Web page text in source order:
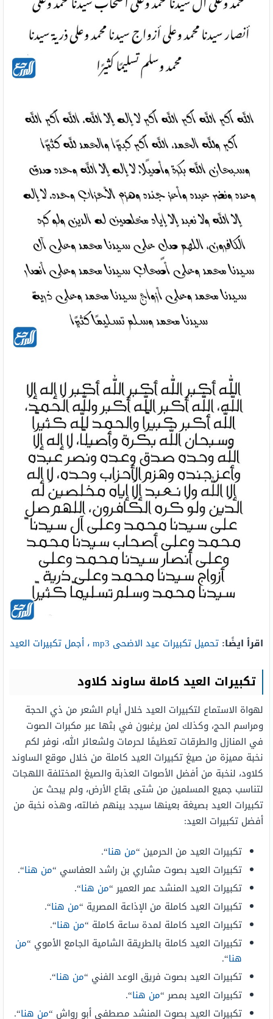
اقرأ ايضًا: تحميل تكبيرات عيد الاضحى mp3 ، أجمل تكبيرات العيد
تكبيرات العيد كاملة ساوند كلاود
لهواة الاستماع لتكبيرات العيد خلال أيام الشعر من ذي الحجة
ومراسم الحج، وكذلك لمن يرغبون في بثها عبر مكبرات الصوت
في المنازل والطرقات تعظيمًا لحرمات ولشعائر الله، نوفر لكم
نخبة مميزة من صيغ تكبيرات العيد كاملة من خلال موقع الساوند
كلاود، لنخبة من أفضل الأصوات العذبة والصيغ المختلفة اللهجات
لتناسب جميع المسلمين من شتى بقاع الأرض، ولم يبحث عن
تكبيرات العيد بصيغة بعينها سيجد بينهم ضالته، وهذه نخبة من
أفضل تكبيرات العيد:
تكبيرات العيد من الحرمين “من هنا“.
تكبيرات العيد بصوت مشاري بن راشد العفاسي “من هنا“.
تكبيرات العيد المنشد عمر العمير “من هنا“.
تكبيرات العيد كاملة من الإذاعة المصرية “من هنا“.
تكبيرات العيد كاملة لمدة ساعة كاملة “من هنا“.
تكبيرات العيد كاملة بالطريقة الشامية الجامع الأموي “من
هنا“.
تكبيرات العيد بصوت فريق الوعد الفني “من هنا“.
تكبيرات العيد بمصر “من هنا“.
تكبيرات العيد بصوت المنشد مصطفى أبو رواش “من هنا“.